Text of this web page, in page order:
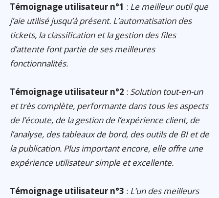
Témoignage utilisateur n°1 : Le meilleur outil que
j’aie utilisé jusqu’à présent. L’automatisation des
tickets, la classification et la gestion des files
d’attente font partie de ses meilleures
fonctionnalités.
Témoignage utilisateur n°2 : Solution tout-en-un
et très complète, performante dans tous les aspects
de l’écoute, de la gestion de l’expérience client, de
l’analyse, des tableaux de bord, des outils de BI et de
la publication. Plus important encore, elle offre une
expérience utilisateur simple et excellente.
Témoignage utilisateur n°3 : L’un des meilleurs